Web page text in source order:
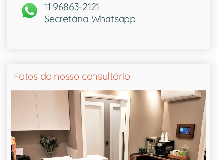
11 96863-2121
Secretária Whatsapp
Fotos do nosso consultório